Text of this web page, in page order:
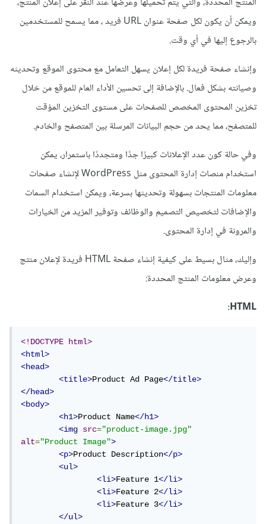
ويمكن أن يكون لكل صفحة عنوان URL فريد ، مما يسمح للمستخدمين
بالرجوع إليها في أي وقت.
وإنشاء صفحة فريدة لكل إعلان يسهل التعامل مع محتوى الموقع وتحديثه
وصيانته بشكل فعال. بالإضافة إلى تحسين الأداء العام للموقع من خلال
تخزين المحتوى المخصص للصفحات على مستوى التخزين المؤقت
للمتصفح، مما يحد من حجم البيانات المرسلة بين المتصفح والخادم.
وفي حالة كون عدد الإعلانات كبيرًا جدًا ومتجددًا باستمرار، يمكن
استخدام منصات إدارة المحتوى مثل WordPress لإنشاء صفحات
معلومات المنتجات بسهولة وتحديثها بسرعة، ويمكن استخدام السمات
والإضافات لتخصيص التصميم والوظائف وتوفير المزيد من الخيارات
والمرونة في إدارة المحتوى.
وإليك، مثال بسيط على كيفية إنشاء صفحة HTML فريدة لإعلان منتج
وعرض معلومات المنتج المحددة:
HTML:
<!DOCTYPE html>
<html>
<head>
<title>Product Ad Page</title>
</head>
<body>
<h1>Product Name</h1>
<img
src="product-image.jpg"
alt="Product Image">
<p>Product Description</p>
<ul>
<li>Feature 1</li>
<li>Feature 2</li>
<li>Feature 3</li>
</ul>